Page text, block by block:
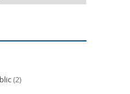
(2)